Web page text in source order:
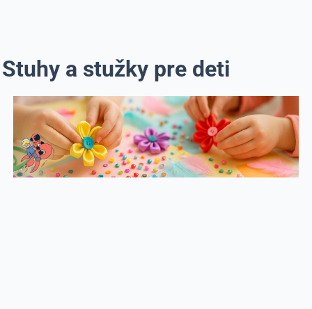
Stuhy a stužky pre deti